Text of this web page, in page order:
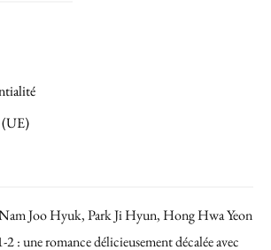
(UE)
Joo Hyuk, Park Ji Hyun, Hong Hwa Yeon
: une romance délicieusement décalée avec